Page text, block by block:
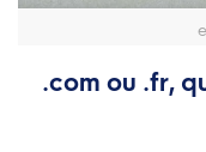
.com ou .fr,